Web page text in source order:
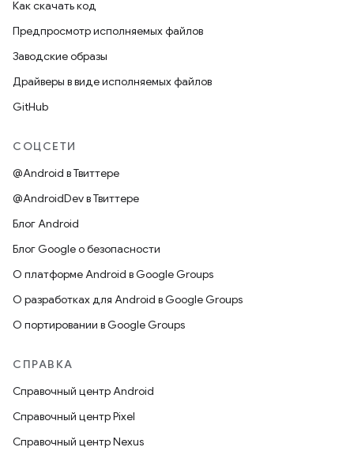
Как скачать код
Предпросмотр исполняемых файлов
Заводские образы
Драйверы в виде исполняемых файлов
GitHub
СОЦСЕТИ
@Android в Твиттере
@AndroidDev в Твиттере
Блог Android
Блог Google о безопасности
О платформе Android в Google Groups
О разработках для Android в Google Groups
О портировании в Google Groups
СПРАВКА
Справочный центр Android
Справочный центр Pixel
Справочный центр Nexus